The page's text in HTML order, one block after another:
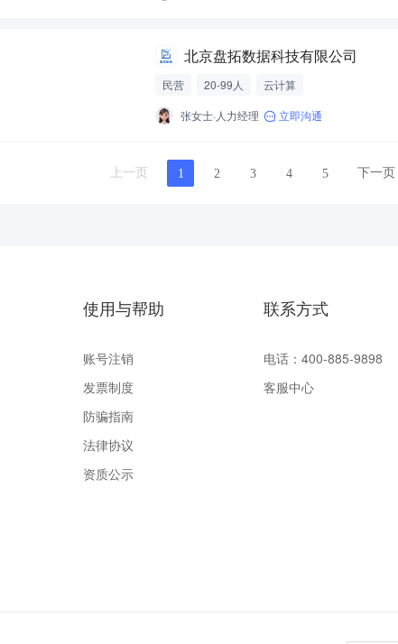
北京盘拓数据科技有限公司
民营 20-99人
云计算
张女士·人力经理
立即沟通
上一页 1 2 3 4 5 下一页
使用与帮助
账号注销
发票制度
防骗指南
法律协议
资质公示
联系方式
电话：400-885-9898
客服中心